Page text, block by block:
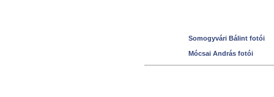
Somogyvári Bálint fotói
Mócsai András fotói